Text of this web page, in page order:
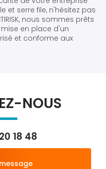
et serre file, n'hésitez pas
nous sommes prêts
en place d'un
et conforme aux
NOUS
18 48